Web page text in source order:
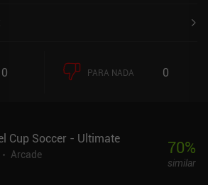
0 PARA NADA 0
Cup Soccer - Ultimate
Arcade
70%
similar